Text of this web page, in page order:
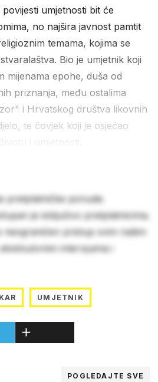
umjetnosti bit će
no najšira javnost pamtit
temama, kojima se
Bio je umjetnik koji
mijenama epohe, duša od
priznanja, među ostalima
i Hrvatskog društva likovnih
te čovjek koji je osjećao
pretplatničke ponude.
je isključivo pretplatnicima.
neograničen pristup svim našim
intervjuima i
UMJETNIK
POGLEDAJTE SVE